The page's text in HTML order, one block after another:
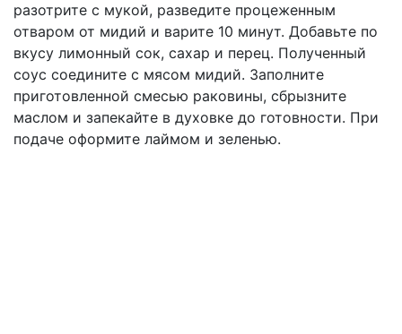
разотрите с мукой, разведите процеженным
отваром от мидий и варите 10 минут. Добавьте по
вкусу лимонный сок, сахар и перец. Полученный
соус соедините с мясом мидий. Заполните
приготовленной смесью раковины, сбрызните
маслом и запекайте в духовке до готовности. При
подаче оформите лаймом и зеленью.